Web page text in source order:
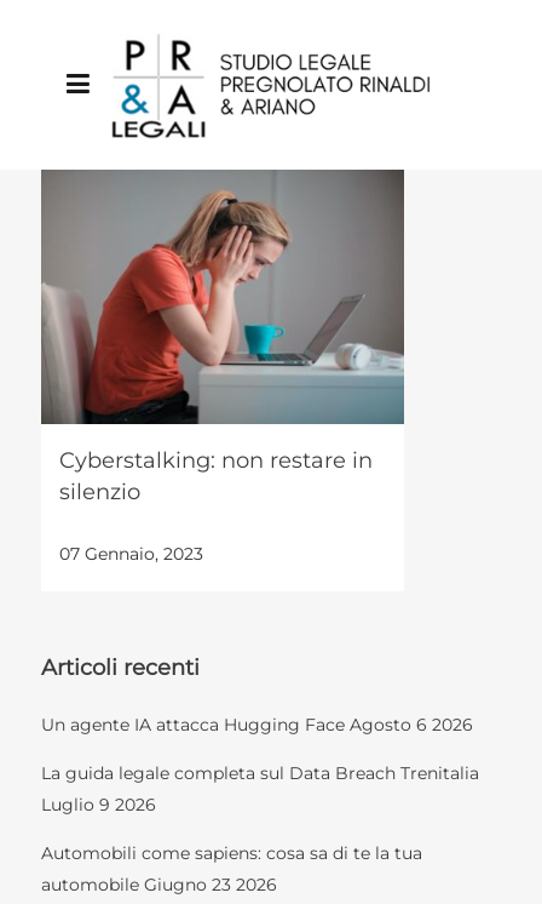
Cyberstalking: non restare in
silenzio
07 Gennaio, 2023
Articoli recenti
Un agente IA attacca Hugging Face Agosto 6 2026
La guida legale completa sul Data Breach Trenitalia
Luglio 9 2026
Automobili come sapiens: cosa sa di te la tua
automobile Giugno 23 2026